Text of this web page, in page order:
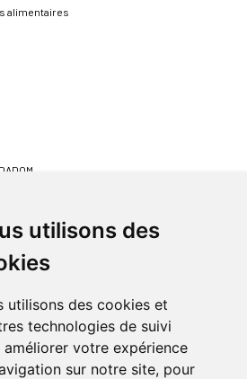
utilisons des
utilisons des cookies et
technologies de suivi
améliorer votre expérience
sur notre site, pour
alimentaires